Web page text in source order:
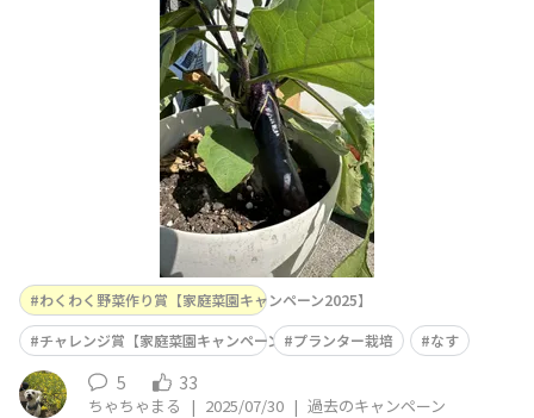
んど変わらず、苦戦しましたが、肥料を増やしたらやっと
実がつきはじめました♪これから収穫が楽しみです😊
わくわく野菜作り賞【家庭菜園キャンペーン2025】
チャレンジ賞【家庭菜園キャンペーン2025】プランター栽培 なす
5 33
ちゃちゃまる | 2025/07/30 | 過去のキャンペーン